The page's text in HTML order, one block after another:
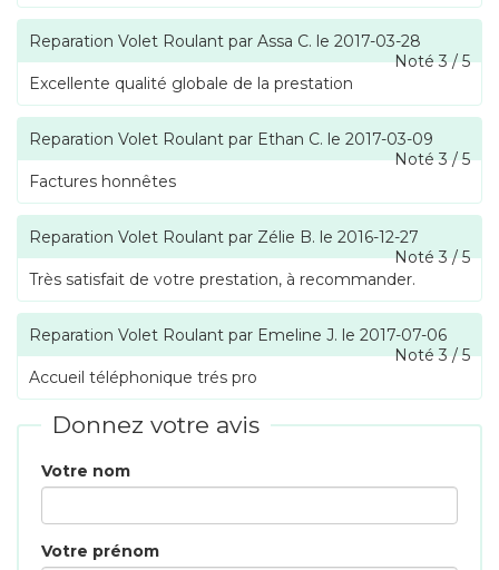
Reparation Volet Roulant par Assa C. le 2017-03-28
Noté3/5
Excellente qualité globale de la prestation
Reparation Volet Roulant par Ethan C. le 2017-03-09
Noté3/5
Factures honnêtes
Reparation Volet Roulant par Zélie B. le 2016-12-27
Noté3/5
Très satisfait de votre prestation, à recommander.
Reparation Volet Roulant par Emeline J. le 2017-07-06
Noté3/5
Accueil téléphonique trés pro
Donnez votre avis
Votre nom
Votre prénom